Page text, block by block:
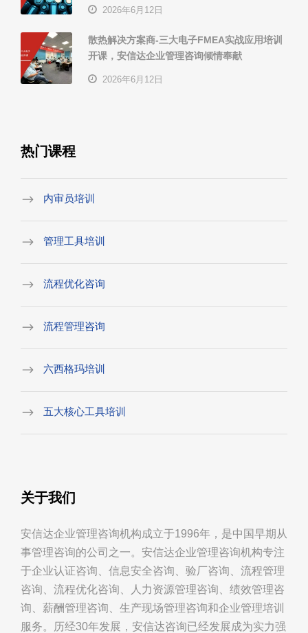
2026年6月12日
散热解决方案商-三大电子FMEA实战应用培训
开课，安信达企业管理咨询倾情奉献
2026年6月12日
热门课程
内审员培训
管理工具培训
流程优化咨询
流程管理咨询
六西格玛培训
五大核心工具培训
关于我们
安信达企业管理咨询机构成立于1996年，是中国早期从
事管理咨询的公司之一。安信达企业管理咨询机构专注
于企业认证咨询、信息安全咨询、验厂咨询、流程管理
咨询、流程优化咨询、人力资源管理咨询、绩效管理咨
询、薪酬管理咨询、生产现场管理咨询和企业管理培训
服务。历经30年发展，安信达咨询已经发展成为实力强